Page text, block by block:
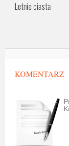
Letnie ciasta
KOMENTARZ